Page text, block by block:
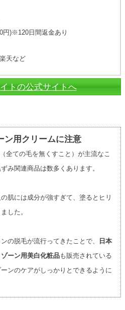
円)※120日間返金あり
天など
トの公式サイトへ
ン用クリームに注意
全ての毛を無くすこと）が主流なこ
み関連商品は数多くあります。
肌には成分が強すぎて、塗るとヒリ
した。
の脱毛が流行ってきたことで、
日本
ーン用美白化粧品も販売されている
ンのケアがしっかりとできるように